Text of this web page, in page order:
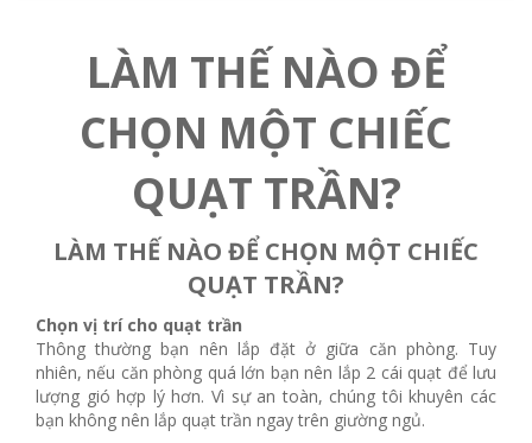
LÀM THẾ NÀO ĐỂ
CHỌN MỘT CHIẾC
QUẠT TRẦN?
LÀM THẾ NÀO ĐỂ CHỌN MỘT CHIẾC
QUẠT TRẦN?
Chọn vị trí cho quạt trần
Thông thường bạn nên lắp đặt ở giữa căn phòng. Tuy
nhiên, nếu căn phòng quá lớn bạn nên lắp 2 cái quạt để lưu
lượng gió hợp lý hơn. Vì sự an toàn, chúng tôi khuyên các
bạn không nên lắp quạt trần ngay trên giường ngủ.